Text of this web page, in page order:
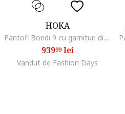
HOKA
Pantofi Bondi 9 cu garnituri din plasa pentru alergare, Negru
93999lei
Vandut de Fashion Days